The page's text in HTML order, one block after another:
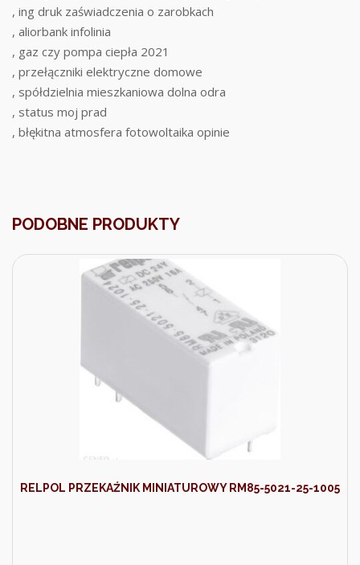
, ing druk zaświadczenia o zarobkach
, aliorbank infolinia
, gaz czy pompa ciepła 2021
, przełączniki elektryczne domowe
, spółdzielnia mieszkaniowa dolna odra
, status moj prad
, błękitna atmosfera fotowoltaika opinie
PODOBNE PRODUKTY
RELPOL PRZEKAŹNIK MINIATUROWY RM85-5021-25-1005